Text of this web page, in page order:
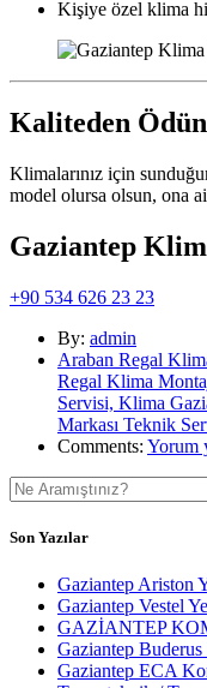
Kişiye özel klima
Kaliteden
Klimalarınız için
model olursa olsun, ona
Gaziantep
+90 534 626 23 23
By: admin
Araban Regal
Regal Klima
Servisi, Klima
Markası Teknik
Comments: Yorum
Son Yazılar
Gaziantep Ariston
Gaziantep Vestel
GAZİANTEP
Gaziantep
Gaziantep ECA